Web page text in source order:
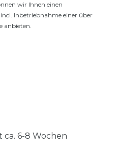
wir Ihnen einen
Inbetriebnahme einer über
anbieten.
ca. 6-8 Wochen